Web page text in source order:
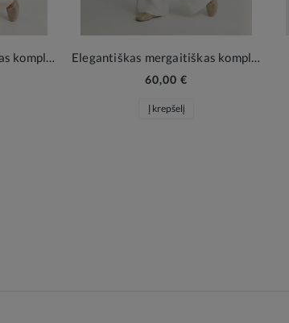
Elegantiškas mergaitiškas komplektas Emi kreminė Elegantiškas mergaitiškas komplektas Emi balta
60,00 €
Į krepšelį